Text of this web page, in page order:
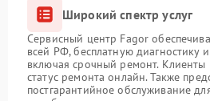
Широкий спектр услуг
Сервисный центр Fagor
всей РФ, бесплатную диагностику
включая срочный ремонт. Клиенты
статус ремонта онлайн. Также
постгарантийное обслуживание